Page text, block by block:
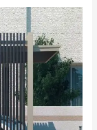
سيارات
مظلات
حدائق